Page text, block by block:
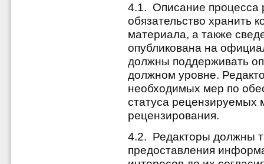
4.1. Описание процесса
обязательство хранить
материала, а также
опубликована на
должны поддерживать
должном уровне.
необходимых мер по
статуса рецензируемых
рецензирования.
4.2. Редакторы должны
предоставления